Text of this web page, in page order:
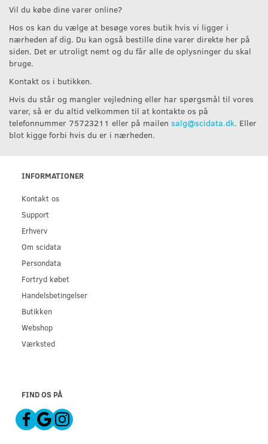
Vil du købe dine varer online?
Hos os kan du vælge at besøge vores butik hvis vi ligger i
nærheden af dig. Du kan også bestille dine varer direkte her på
siden. Det er utroligt nemt og du får alle de oplysninger du skal
bruge.
Kontakt os i butikken.
Hvis du står og mangler vejledning eller har spørgsmål til vores
varer, så er du altid velkommen til at kontakte os på
telefonnummer 75723211 eller på mailen salg@scidata.dk. Eller
blot kigge forbi hvis du er i nærheden.
INFORMATIONER
Kontakt os
Support
Erhverv
Om scidata
Persondata
Fortryd købet
Handelsbetingelser
Butikken
Webshop
Værksted
FIND OS PÅ